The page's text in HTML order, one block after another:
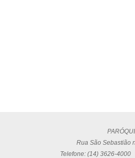
Rua São Sebastião
Telefone: (14) 3626-